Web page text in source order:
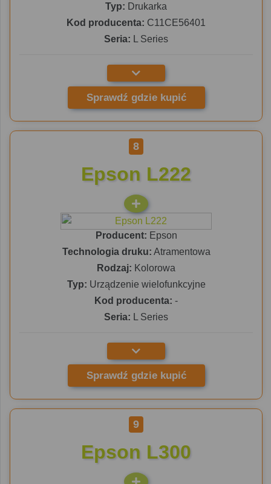
Typ: Drukarka
Kod producenta: C11CE56401
Seria: L Series
Sprawdź gdzie kupić
8
Epson L222
Producent: Epson
Technologia druku: Atramentowa
Rodzaj: Kolorowa
Typ: Urządzenie wielofunkcyjne
Kod producenta: -
Seria: L Series
Sprawdź gdzie kupić
9
Epson L300